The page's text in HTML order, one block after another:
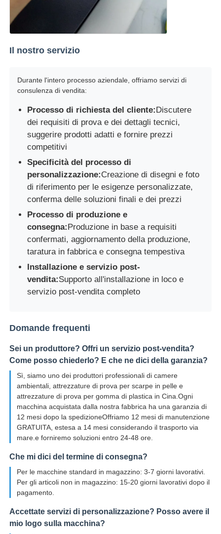
Il nostro servizio
Durante l'intero processo aziendale, offriamo servizi di
consulenza di vendita:
Processo di richiesta del cliente:Discutere
dei requisiti di prova e dei dettagli tecnici,
suggerire prodotti adatti e fornire prezzi
competitivi
Specificità del processo di
personalizzazione:Creazione di disegni e foto
di riferimento per le esigenze personalizzate,
conferma delle soluzioni finali e dei prezzi
Processo di produzione e
consegna:Produzione in base a requisiti
confermati, aggiornamento della produzione,
taratura in fabbrica e consegna tempestiva
Installazione e servizio post-
vendita:Supporto all'installazione in loco e
servizio post-vendita completo
Domande frequenti
Sei un produttore? Offri un servizio post-vendita?
Come posso chiederlo? E che ne dici della garanzia?
Sì, siamo uno dei produttori professionali di camere
ambientali, attrezzature di prova per scarpe in pelle e
attrezzature di prova per gomma di plastica in Cina.Ogni
macchina acquistata dalla nostra fabbrica ha una garanzia di
12 mesi dopo la spedizioneOffriamo 12 mesi di manutenzione
GRATUITA, estesa a 14 mesi considerando il trasporto via
mare.e forniremo soluzioni entro 24-48 ore.
Che mi dici del termine di consegna?
Per le macchine standard in magazzino: 3-7 giorni lavorativi.
Per gli articoli non in magazzino: 15-20 giorni lavorativi dopo il
pagamento.
Accettate servizi di personalizzazione? Posso avere il
mio logo sulla macchina?